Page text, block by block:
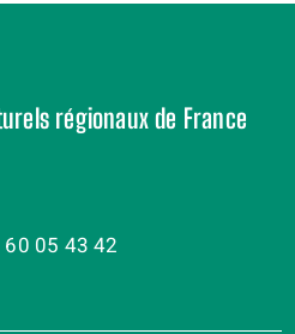
régionaux de France
05 43 42